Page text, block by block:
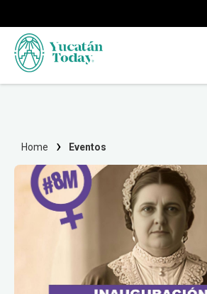
Home Eventos